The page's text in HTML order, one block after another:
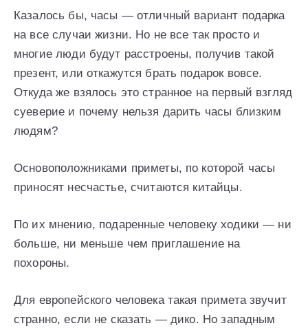
Казалось бы, часы — отличный вариант подарка
на все случаи жизни. Но не все так просто и
многие люди будут расстроены, получив такой
презент, или откажутся брать подарок вовсе.
Откуда же взялось это странное на первый взгляд
суеверие и почему нельзя дарить часы близким
людям?
Основоположниками приметы, по которой часы
приносят несчастье, считаются китайцы.
По их мнению, подаренные человеку ходики — ни
больше, ни меньше чем приглашение на
похороны.
Для европейского человека такая примета звучит
странно, если не сказать — дико. Но западным